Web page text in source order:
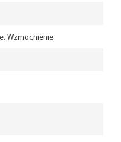
Wzmocnienie